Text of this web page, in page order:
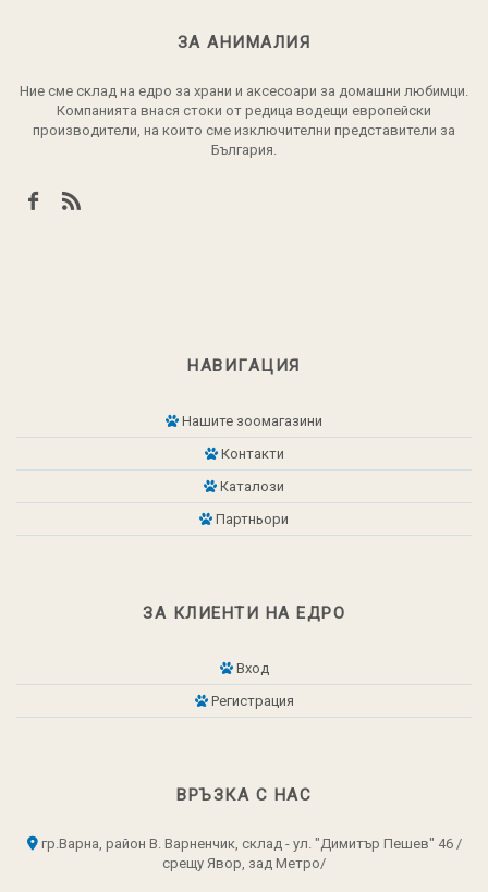
ЗА АНИМАЛИЯ
Ние сме склад на едро за храни и аксесоари за домашни любимци.
Компанията внася стоки от редица водещи европейски
производители, на които сме изключителни представители за
България.
НАВИГАЦИЯ
Нашите зоомагазини
Контакти
Каталози
Партньори
ЗА КЛИЕНТИ НА ЕДРО
Вход
Регистрация
ВРЪЗКА С НАС
гр.Варна, район В. Варненчик, склад - ул. "Димитър Пешев" 46 /
срещу Явор, зад Метро/